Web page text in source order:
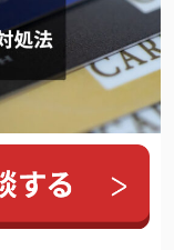
約 家族にバレずに